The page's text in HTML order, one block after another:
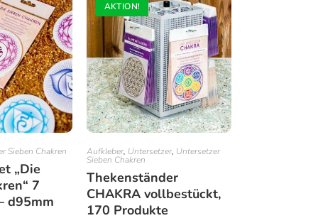
Sieben Chakren
„Die
7
d95mm
AKTION!
Aufkleber, Untersetzer, Untersetzer
Sieben Chakren
Thekenständer
CHAKRA vollbestückt,
170 Produkte